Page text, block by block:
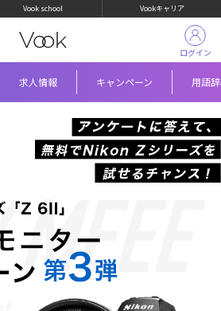
Vook school Vookキャリア
求人情報 キャンペーン 用語
ログイン